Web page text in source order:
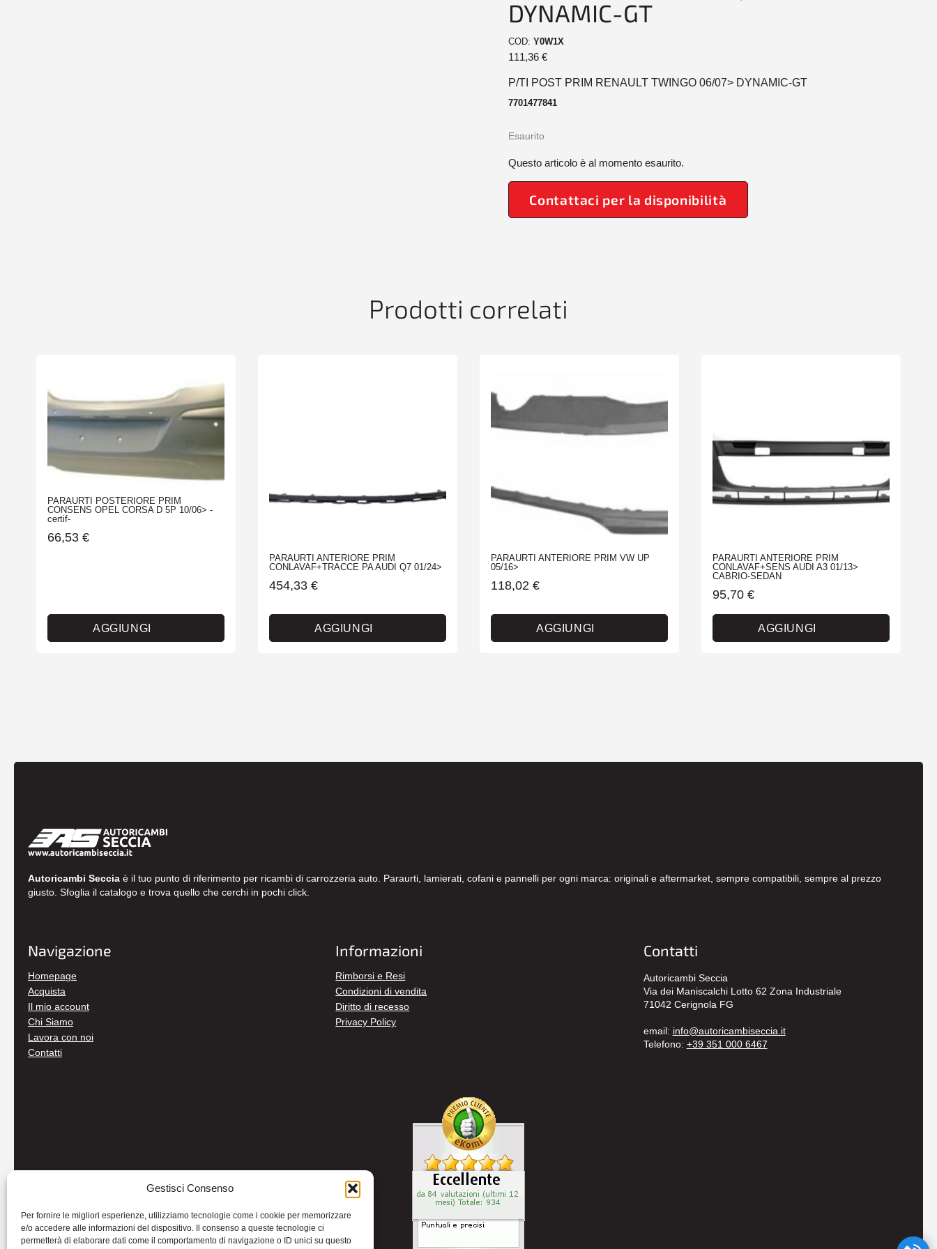
Gestisci Consenso
Per fornire le migliori esperienze, utilizziamo tecnologie come i cookie per memorizzare
e/o accedere alle informazioni del dispositivo. Il consenso a queste tecnologie ci
permetterà di elaborare dati come il comportamento di navigazione o ID unici su questo
DYNAMIC-GT
COD: Y0W1X
111,36 €
P/TI POST PRIM RENAULT TWINGO 06/07> DYNAMIC-GT
7701477841
Esaurito
Questo articolo è al momento esaurito.
Contattaci per la disponibilità
Prodotti correlati
PARAURTI POSTERIORE PRIM
CONSENS OPEL CORSA D 5P 10/06> -
certif-
66,53 €
AGGIUNGI
PARAURTI ANTERIORE PRIM
CONLAVAF+TRACCE PA AUDI Q7 01/24>
454,33 €
AGGIUNGI
PARAURTI ANTERIORE PRIM VW UP
05/16>
118,02 €
AGGIUNGI
PARAURTI ANTERIORE PRIM
CONLAVAF+SENS AUDI A3 01/13>
CABRIO-SEDAN
95,70 €
AGGIUNGI
Autoricambi Seccia è il tuo punto di riferimento per ricambi di carrozzeria auto. Paraurti, lamierati, cofani e pannelli per ogni marca: originali e aftermarket, sempre compatibili, sempre al prezzo
giusto. Sfoglia il catalogo e trova quello che cerchi in pochi click.
Navigazione
Homepage
Acquista
Il mio account
Chi Siamo
Lavora con noi
Contatti
Informazioni
Rimborsi e Resi
Condizioni di vendita
Diritto di recesso
Privacy Policy
Contatti
Autoricambi Seccia
Via dei Maniscalchi Lotto 62 Zona Industriale
71042 Cerignola FG
email: info@autoricambiseccia.it
Telefono: +39 351 000 6467